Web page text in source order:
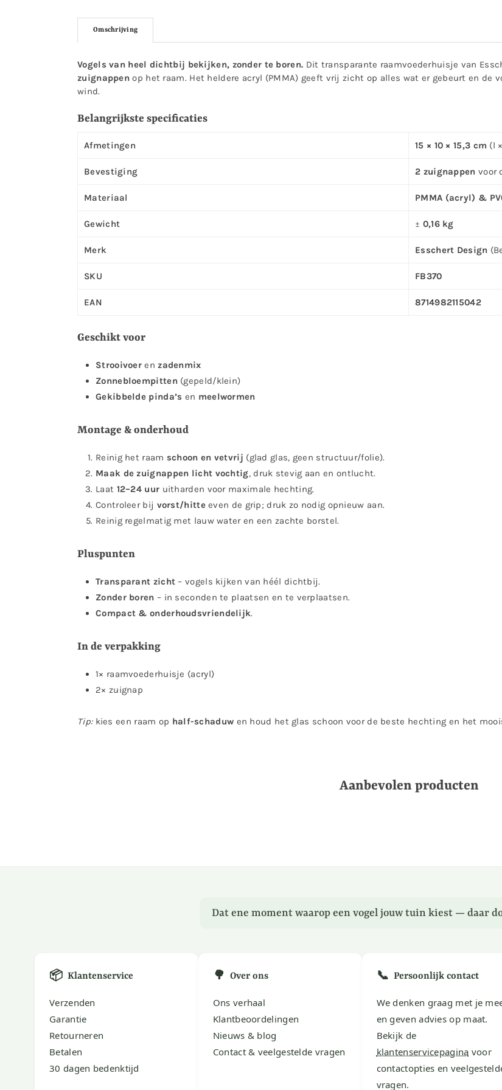
Omschrijving
Vogels van heel dichtbij bekijken, zonder te boren. Dit transparante raamvoederhuisje van
zuignappen op het raam. Het heldere acryl (PMMA) geeft vrij zicht op alles wat er gebeurt en de
wind.
Belangrijkste specificaties
Afmetingen 15 × 10 × 15,3 cm (l
Bevestiging 2 zuignappen voor
Materiaal PMMA (acryl) &
Gewicht ± 0,16 kg
Merk Esschert Design
SKU FB370
EAN 8714982115042
Geschikt voor
Strooivoer enzadenmix
Zonnebloempitten(gepeld/klein)
Gekibbelde pinda’s en meelwormen
Montage & onderhoud
Reinig het raam schoon en vetvrij (glad glas, geen structuur/folie).
Maak de zuignappen licht vochtig, druk stevig aan en ontlucht.
Laat 12–24 uur uitharden voor maximale hechting.
Controleer bij vorst/hitteeven de grip; druk zo nodig opnieuw aan.
Reinig regelmatig met lauw water en een zachte borstel.
Pluspunten
Transparant zicht – vogels kijken van héél dichtbij.
Zonder boren – in seconden te plaatsen en te verplaatsen.
Compact & onderhoudsvriendelijk.
In de verpakking
1× raamvoederhuisje (acryl)
2× zuignap
Tip:kies een raam op half-schaduw en houd het glas schoon voor de beste hechting en het
Aanbevolen producten
Dat ene moment waarop een vogel jouw tuin kiest — daar
📦 Klantenservice
Verzenden
Garantie
Retourneren
Betalen
30 dagen bedenktijd
🌳 Over ons
Ons verhaal
Klantbeoordelingen
Nieuws & blog
Contact & veelgestelde vragen
📞 Persoonlijk contact
We denken graag met je
en geven advies op maat.
Bekijk de
klantenservicepagina voor
contactopties en
vragen.